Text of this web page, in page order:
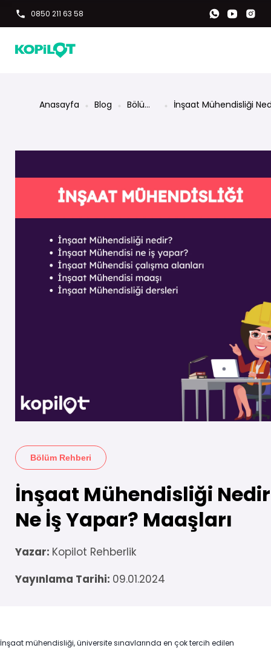
0850 211 63 58
Anasayfa Blog
Bölüm
İnşaat Mühendisliği
Bölüm Rehberi
İnşaat Mühendisliği
Ne İş Yapar? Maaşları
Yazar: Kopilot Rehberlik
Yayınlama Tarihi: 09.01.2024
İnşaat mühendisliği, üniversite sınavlarında en çok tercih edilen